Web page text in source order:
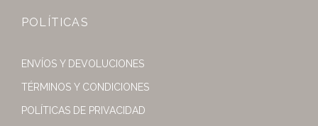
POLÍTICAS
ENVÍOS Y DEVOLUCIONES
TÉRMINOS Y CONDICIONES
POLÍTICAS DE PRIVACIDAD